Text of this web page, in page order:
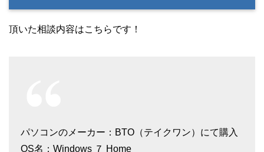
頂いた相談内容はこちらです！
パソコンのメーカー：BTO（テイクワン）にて購入
OS名：Windows ７ Home